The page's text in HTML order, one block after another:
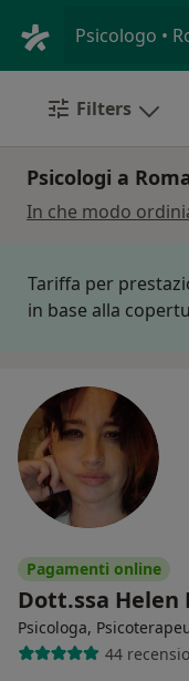
Psicologo •
Filters
Psicologi a
In che modo
Tariffa per
in base alla
Pagamenti online
Dott.ssa
Psicologa,
44